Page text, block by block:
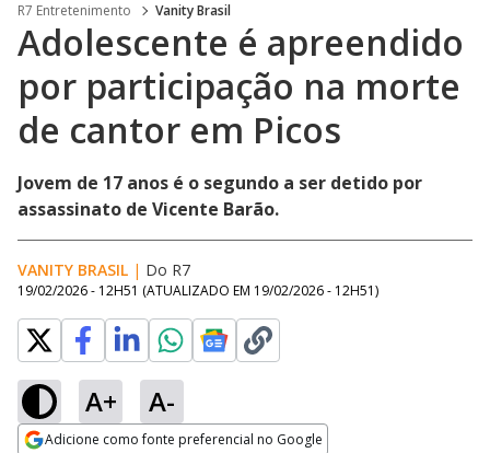
R7 Entretenimento Vanity Brasil
Adolescente é apreendido
por participação na morte
de cantor em Picos
Jovem de 17 anos é o segundo a ser detido por
assassinato de Vicente Barão.
VANITY BRASIL | Do R7
19/02/2026 - 12H51 (ATUALIZADO EM 19/02/2026 - 12H51)
A+ A-
Adicione como fonte preferencial no Google